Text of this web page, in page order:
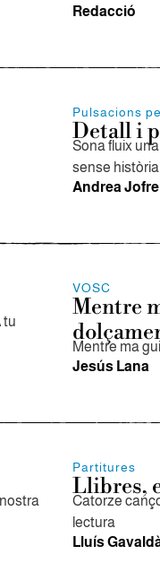
Redacció
Pulsacions
Detall i
Sona fluix
sense història
Andrea Jofre
tu
VOSC
Mentre
Mentre ma
Jesús Lana
Partitures
Llibres,
Catorze
lectura
Lluís